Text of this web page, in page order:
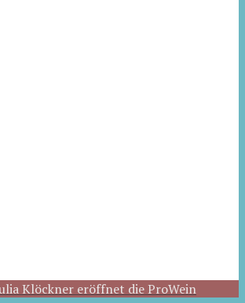
Klöckner eröffnet die ProWein